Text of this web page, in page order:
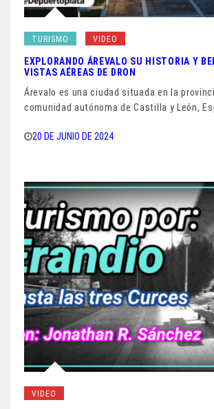
TURISMO VIDEO
EXPLORANDO ÁREVALO SU HISTORIA Y
VISTAS AÉREAS DE DRON
Árevalo es una ciudad situada en la
comunidad autónoma de Castilla y León,
20 DE JUNIO DE 2024
VIDEO